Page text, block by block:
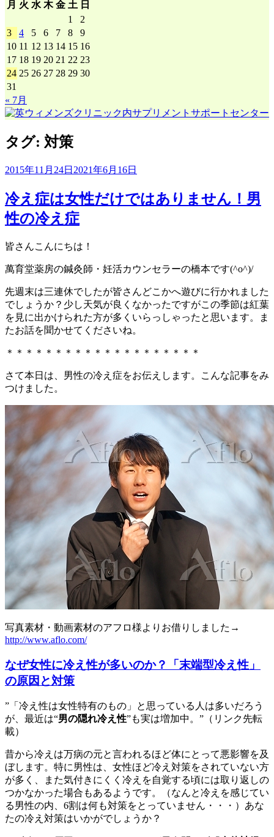
月 火 水 木 金 土 日
1
2
3
4 5 6 7 8
9
10 11 12 13 14 15 16
17 18 19 20 21 22 23
24 25 26 27 28 29 30
31
« 7月
タグ: 対策
2015年11月24日 2021年6月16日
冷え症は女性だけではありません！男
性の冷え症
皆さんこんにちは！
萬育堂薬房の鍼灸師・妊活カウンセラーの橋本です(^o^)/
先週末は三連休でしたが皆さんどこかへ遊びに行かれました
でしょうか？少し天気が良くなかったですがこの季節は紅葉
を見に出かけられた方が多くいらっしゃったと思います。ま
たお話を聞かせてくださいね。
＊＊＊＊＊＊＊＊＊＊＊＊＊＊＊＊＊＊＊＊
さて本日は、男性の冷え症をお伝えします。こんな記事をみ
つけました。
写真素材・動画素材のアフロ様よりお借りしました→
http://www.aflo.com/
なぜ女性に冷え性が多いのか？「末端型冷え性」
の原因と対策
”「冷え性は女性特有のもの」と思っている人は多いだろう
が、最近は“男の隠れ冷え性”も実は増加中。”（リンク先転
載）
昔から冷えは万病の元と言われるほど体にとって悪影響を及
ぼします。特に男性は、女性ほど冷え対策をされていない方
が多く、また気付きにくく冷えを自覚する頃には取り返しの
つかなかった場合もあるようです。（なんと冷えを感じてい
る男性の内、6割は何も対策をとっていません・・・）あな
たの冷え対策はいかがでしょうか？